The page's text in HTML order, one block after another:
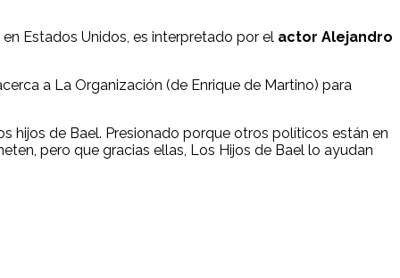
en Estados Unidos, es interpretado por el actor Alejandro
a La Organización (de Enrique de Martino) para
hijos de Bael. Presionado porque otros políticos están en
pero que gracias ellas, Los Hijos de Bael lo ayudan